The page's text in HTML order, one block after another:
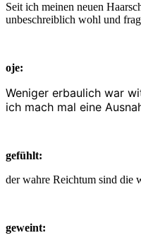
Seit ich meinen neuen
unbeschreiblich wohl und
oje:
Weniger erbaulich war
ich mach mal eine
gefühlt:
der wahre Reichtum sind die
geweint: